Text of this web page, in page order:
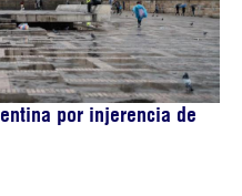
por injerencia de